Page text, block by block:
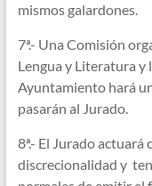
mismos galardones.
7ª.- Una Comisión
Lengua y Literatura y
Ayuntamiento hará
pasarán al Jurado.
8ª.- El Jurado
discrecionalidad y